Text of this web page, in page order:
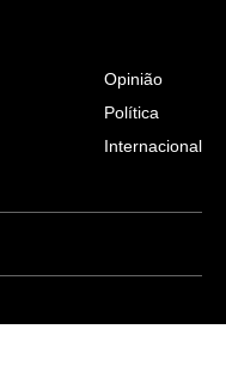
Opinião
Política
Internacional